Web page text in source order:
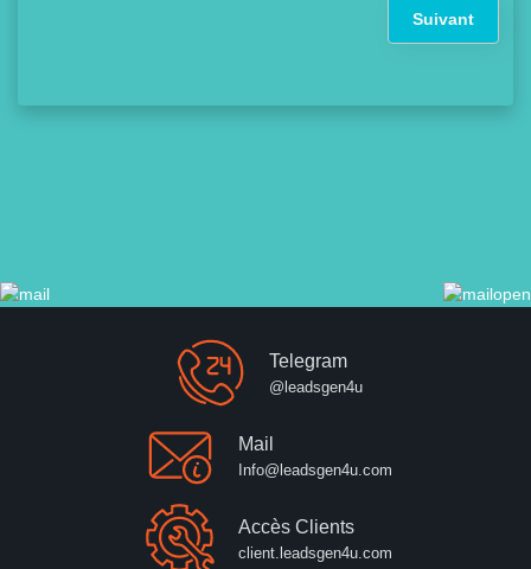
Suivant
Telegram
@leadsgen4u
Mail
Info@leadsgen4u.com
Accès Clients
client.leadsgen4u.com